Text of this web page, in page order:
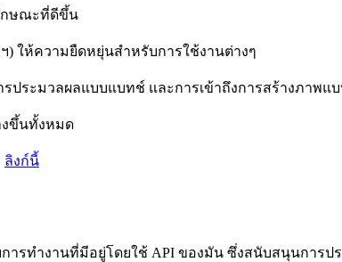
กษณะที่ดีขึ้น
) ให้ความยืดหยุ่นสำหรับการใช้งานต่างๆ
ประมวลผลแบบแบทช์ และการเข้าถึงการสร้างภาพ
งขึ้นทั้งหมด
ลิงก์นี้
การทำงานที่มีอยู่โดยใช้ API ของมัน ซึ่งสนับสนุนกา